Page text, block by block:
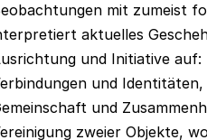
mit zumeist
aktuelles
und Initiative auf:
und
und
zweier Objekte,